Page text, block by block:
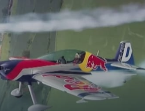
FILMY VERSUS
REALITA
HORORY VERSUS
REALITA
OPTICKÉ ILUZE A
KLAMY